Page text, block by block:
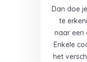
Dan doe
te
naar een
Enkele
het